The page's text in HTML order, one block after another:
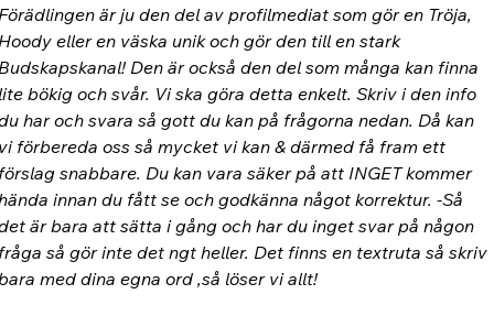
är ju den del av profilmediat som gör en Tröja,
eller en väska unik och gör den till en stark
Den är också den del som många kan finna
bökig och svår. Vi ska göra detta enkelt. Skriv i den info
har och svara så gott du kan på frågorna nedan. Då kan
förbereda oss så mycket vi kan & därmed få fram ett
snabbare. Du kan vara säker på att INGET kommer
innan du fått se och godkänna något korrektur. -Så
är bara att sätta i gång och har du inget svar på någon
så gör inte det ngt heller. Det finns en textruta så skriv
med dina egna ord ,så löser vi allt!